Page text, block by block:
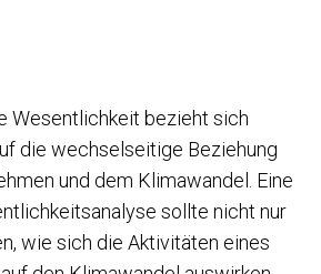
Wesentlichkeit bezieht sich
die wechselseitige Beziehung
und dem Klimawandel. Eine
sollte nicht nur
wie sich die Aktivitäten eines